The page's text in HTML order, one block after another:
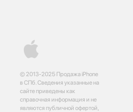
© 2013-2025 Продажа iPhone
в СПб. Сведения указанные на
сайте приведены как
справочная информация и не
являются публичной офертой,